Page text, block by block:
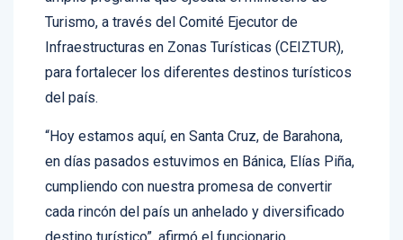
amplio programa que ejecuta el ministerio de
Turismo, a través del Comité Ejecutor de
Infraestructuras en Zonas Turísticas (CEIZTUR),
para fortalecer los diferentes destinos turísticos
“Hoy estamos aquí, en Santa Cruz, de Barahona,
en días pasados estuvimos en Bánica, Elías Piña,
cumpliendo con nuestra promesa de convertir
cada rincón del país un anhelado y diversificado